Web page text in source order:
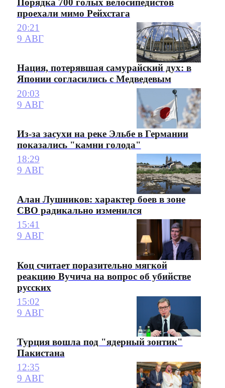
Порядка 700 голых велосипедистов
проехали мимо Рейхстага
20:21
9 АВГ
Нация, потерявшая самурайский дух: в
Японии согласились с Медведевым
20:03
9 АВГ
Из-за засухи на реке Эльбе в Германии
показались "камни голода"
18:29
9 АВГ
Алан Лушников: характер боев в зоне
СВО радикально изменился
15:41
9 АВГ
Коц считает поразительно мягкой
реакцию Вучича на вопрос об убийстве
русских
15:02
9 АВГ
Турция вошла под "ядерный зонтик"
Пакистана
12:35
9 АВГ